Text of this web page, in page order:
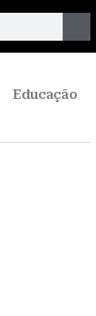
Educação